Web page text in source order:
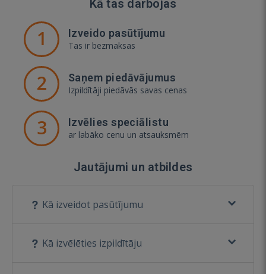
Kā tas darbojas
1 Izveido pasūtījumu
Tas ir bezmaksas
2 Saņem piedāvājumus
Izpildītāji piedāvās savas cenas
3 Izvēlies speciālistu
ar labāko cenu un atsauksmēm
Jautājumi un atbildes
Kā izveidot pasūtījumu
Kā izvēlēties izpildītāju